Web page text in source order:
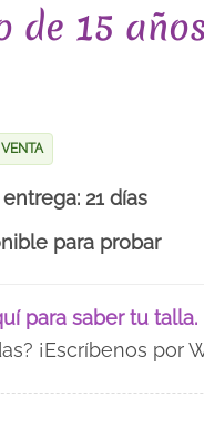
de 15
21 días
para probar
para saber tu talla.
¡Escríbenos por